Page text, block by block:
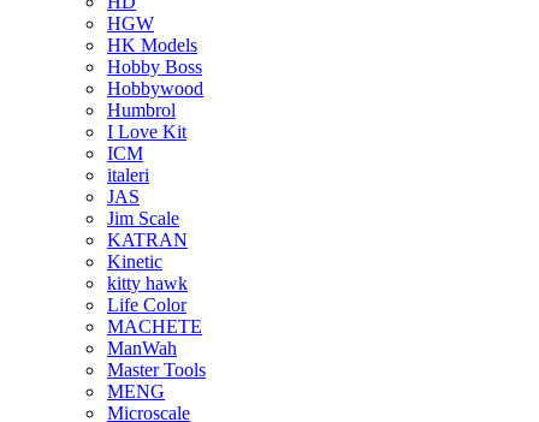
HGW
HK Models
Hobby Boss
Hobbywood
Humbrol
I Love Kit
ICM
italeri
JAS
Jim Scale
KATRAN
Kinetic
kitty hawk
Life Color
MACHETE
ManWah
Master Tools
MENG
Microscale